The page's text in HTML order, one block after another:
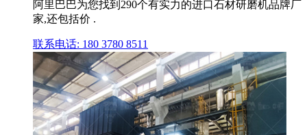
阿里巴巴为您找到290个有实力的进口石材研磨机品牌厂
家,还包括价 .
联系电话: 180 3780 8511